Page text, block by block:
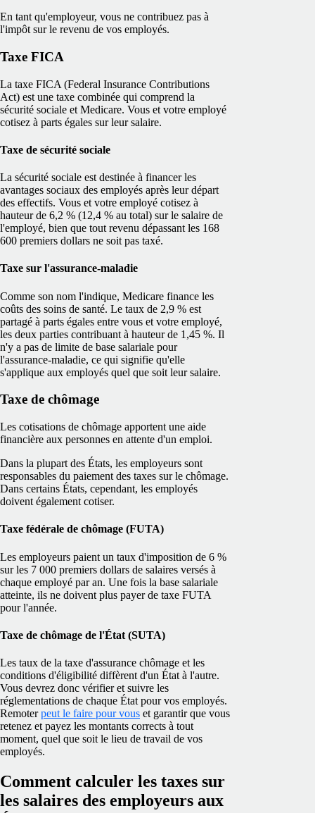
En tant qu'employeur, vous ne contribuez pas à
l'impôt sur le revenu de vos employés.
Taxe FICA
La taxe FICA (Federal Insurance Contributions
Act) est une taxe combinée qui comprend la
sécurité sociale et Medicare. Vous et votre employé
cotisez à parts égales sur leur salaire.
Taxe de sécurité sociale
La sécurité sociale est destinée à financer les
avantages sociaux des employés après leur départ
des effectifs. Vous et votre employé cotisez à
hauteur de 6,2 % (12,4 % au total) sur le salaire de
l'employé, bien que tout revenu dépassant les 168
600 premiers dollars ne soit pas taxé.
Taxe sur l'assurance-maladie
Comme son nom l'indique, Medicare finance les
coûts des soins de santé. Le taux de 2,9 % est
partagé à parts égales entre vous et votre employé,
les deux parties contribuant à hauteur de 1,45 %. Il
n'y a pas de limite de base salariale pour
l'assurance-maladie, ce qui signifie qu'elle
s'applique aux employés quel que soit leur salaire.
Taxe de chômage
Les cotisations de chômage apportent une aide
financière aux personnes en attente d'un emploi.
Dans la plupart des États, les employeurs sont
responsables du paiement des taxes sur le chômage.
Dans certains États, cependant, les employés
doivent également cotiser.
Taxe fédérale de chômage (FUTA)
Les employeurs paient un taux d'imposition de 6 %
sur les 7 000 premiers dollars de salaires versés à
chaque employé par an. Une fois la base salariale
atteinte, ils ne doivent plus payer de taxe FUTA
pour l'année.
Taxe de chômage de l'État (SUTA)
Les taux de la taxe d'assurance chômage et les
conditions d'éligibilité diffèrent d'un État à l'autre.
Vous devrez donc vérifier et suivre les
réglementations de chaque État pour vos employés.
Remoterpeut le faire pour vous et garantir que vous
retenez et payez les montants corrects à tout
moment, quel que soit le lieu de travail de vos
employés.
Comment calculer les taxes sur
les salaires des employeurs aux